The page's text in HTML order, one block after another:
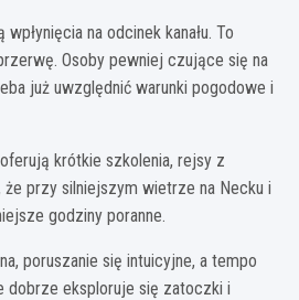
na odcinek kanału. To
Osoby pewniej czujące się na
już uwzględnić warunki pogodowe i
krótkie szkolenia, rejsy z
przy silniejszym wietrze na Necku i
godziny poranne.
poruszanie się intuicyjne, a tempo
dobrze eksploruje się zatoczki i